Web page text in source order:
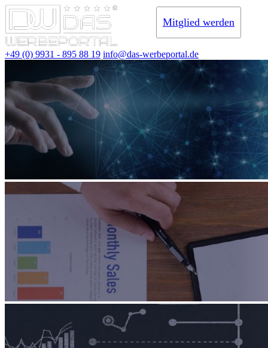
+49 (0) 9931 - 895 88 19 info@das-werbeportal.de
Mitglied werden